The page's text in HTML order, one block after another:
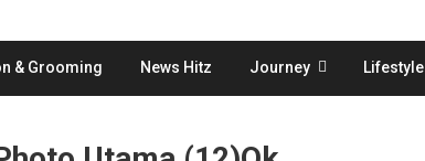
& Grooming News Hitz Journey Lifestyle